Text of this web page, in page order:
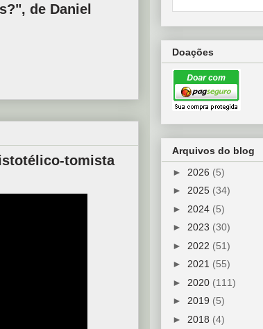
de Daniel
tomista
Doações
Arquivos do blog
► 2026 (5)
► 2025 (34)
► 2024 (5)
► 2023 (30)
► 2022 (51)
► 2021 (55)
► 2020 (111)
► 2019 (5)
► 2018 (4)